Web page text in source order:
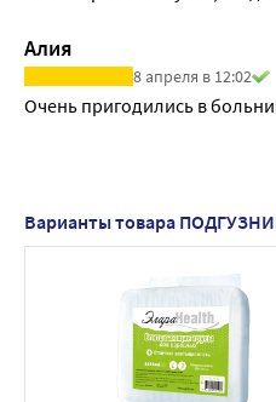
Алия
8 апреля в 12:02
Очень пригодились в
Варианты товара